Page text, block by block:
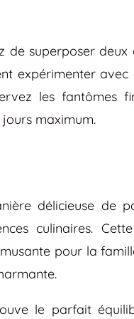
superposer deux
expérimenter
les fantômes
maximum.
délicieuse de
culinaires. Cette
pour la
le parfait